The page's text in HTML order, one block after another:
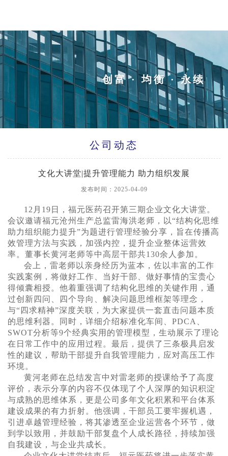
创富 · 均衡 · 永续
公司动态
文化大讲堂|提升管理能力 助力组织发展
发布时间：2025-04-09
12月19日，福元医药召开第三期企业文化大讲堂。
会议邀请福元沧州生产总监雷海洪老师，以“结构化思维
助力组织能力提升”为题进行管理经验分享，旨在传播高
效管理方法与实践，加强内控，提升企业整体运营效
率。董事长黄河老师等中高层干部共130余人参加。
会上，雷老师以亲身经历为蓝本，佐以丰富的工作
实践案例，将做好工作、当好干部、做好事情的宝贵心
得倾囊相授。他着重强调了结构化思维的关键作用，通
过创新四问、四个导向、解决问题思维框架等理念，
与“四求精神”深度关联，为大家提供一套直击问题本质
的思维利器。同时，详细介绍标准化车间、PDCA、
SWOT分析等9个经典实用的管理模型，生动展示了理论
在日常工作中的应用过程。最后，提供了三条极具启发
性的建议，帮助干部提升自我管理能力，应对高压工作
环境。
黄河老师在总结发言中对雷老师的授课给予了高度
评价，表示分享的内容不仅体现了个人深厚的知识积淀
与成熟的思维体系，更是公司多年文化积累和平台体系
建设成果的有力折射。他强调，干部员工要牢握机遇，
引进卓越管理经验，将其渗透至企业运营各个环节，做
到学以致用，并鼓励干部复盘个人成长路径，持续加强
自我建设，与企业共成长。